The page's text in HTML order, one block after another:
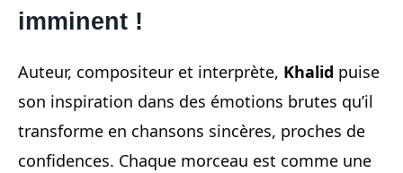
imminent !
Auteur, compositeur et interprète, Khalid puise
son inspiration dans des émotions brutes qu’il
transforme en chansons sincères, proches de
confidences. Chaque morceau est comme une